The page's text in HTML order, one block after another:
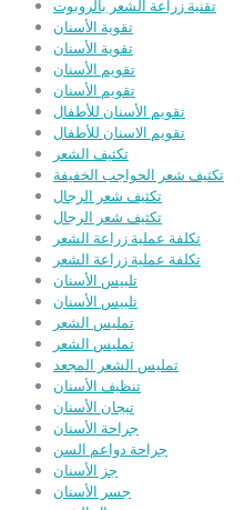
تقنية زراعة الشعر بالروبوت
تقوية الأسنان
تقوية الأسنان
تقويم الأسنان
تقويم الأسنان
تقويم الأسنان للأطفال
تقويم الاسنان للأطفال
تكثيف الشعر
تكثيف شعر الحواجب الخفيفة
تكثيف شعر الرجال
تكثيف شعر الرجال
تكلفة عملية زراعة الشعر
تكلفة عملية زراعة الشعر
تلبيس الأسنان
تلبيس الأسنان
تمليس الشعر
تمليس الشعر
تمليس الشعر المجعد
تنظيف الأسنان
تيجان الأسنان
جراحة الأسنان
جراحة دواعم السن
جز الأسنان
جسر الأسنان